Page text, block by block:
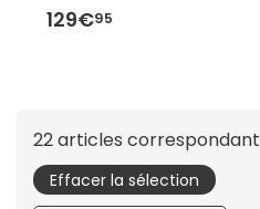
129€95
22 articles correspondant
Effacer la sélection